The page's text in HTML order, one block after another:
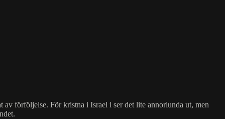
förföljelse. För kristna i Israel i ser det lite annorlunda ut, men